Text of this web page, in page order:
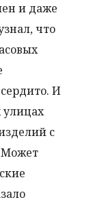
и даже
что
И
улицах
с
Может